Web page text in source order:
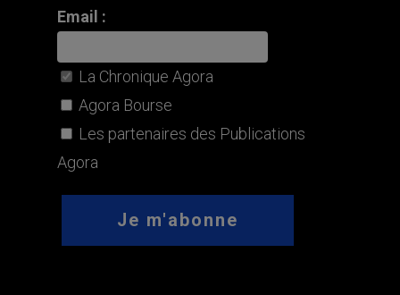
Email :
La Chronique Agora
Agora Bourse
Les partenaires des Publications
Agora